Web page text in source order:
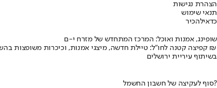
הצהרת נגישות
תנאי שימוש
כדאילהכיר
שופינג, אמנות ואוכל: המרכז המתחדש של מזרח י-ם
קפיצה קטנה לחו"ל: טיילת חדשה, מיצגי אמנות, וכיכרות משופצות בהשקעה של 100 מיליון ₪
בשיתוף עיריית ירושלים
סוף לעקיצה של חשבון החשמל?